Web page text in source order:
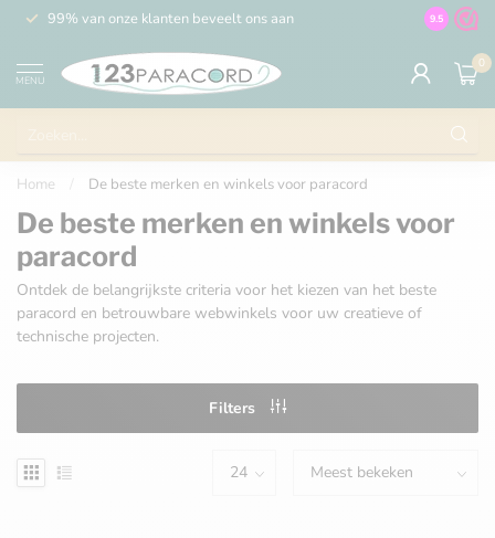
99% van onze klanten beveelt ons aan 100% de
9.5
MENU
0
Home De beste merken en winkels voor paracord
De beste merken en winkels voor
paracord
Ontdek de belangrijkste criteria voor het kiezen van het beste
paracord en betrouwbare webwinkels voor uw creatieve of
technische projecten.
Filters